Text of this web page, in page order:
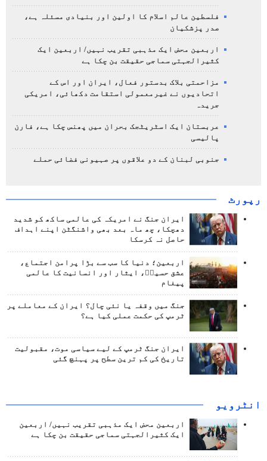
فلسطین عالم اسلام کا اولین اور بنیادی مسئلہ ہے،
صدر پزشکیان
اربعین محض ایک مذہبی تقریب نہیں/ اربعین ایک
کثیرالجہتی سماجی حقیقت بن چکا ہے
مزاحمتی بلاک بدستور فعال، ایران اور اس کے
اتحادیوں نے غیرمعمولی استقامت دکھائی، امریکی
جریدہ
عربستان ایک اسٹریٹجک بحران میں پھنس چکا ہے، فارن
پالیسی
جنوبی لبنان کے دو علاقوں پر صہیونی فضائی حملے
رپورٹ
ایران جنگ نے امریکہ کی عالمی ساکھ کو شدید
دھچکا، چھ ماہ بعد بھی واشنگٹن اپنے اہداف
حاصل نہ کرسکا
اربعین؛ دنیا کا سب سے بڑا پرامن اجتماع،
عشق حسینؑ، ایثار اور انسانیت کا عالمی
پیغام
جنگ میں وقفہ یا نئی چال؟ ایران کے معاملے پر
ٹرمپ کی حکمت عملی کیا ہے؟
ایران جنگ ٹرمپ کے لیے سیاسی موت، مقبولیت
تاریخ کی کم ترین سطح پر پہنچ گئی
انٹرويو
اربعین محض ایک مذہبی تقریب نہیں/ اربعین
ایک کثیرالجہتی سماجی حقیقت بن چکا ہے